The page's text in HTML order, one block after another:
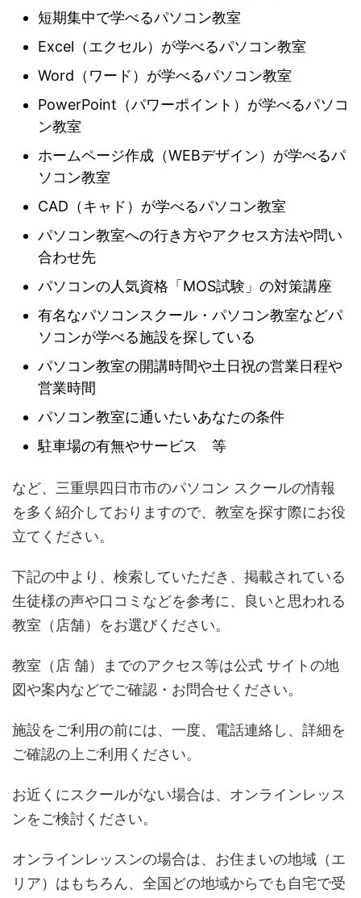
短期集中で学べるパソコン教室
Excel（エクセル）が学べるパソコン教室
Word（ワード）が学べるパソコン教室
PowerPoint（パワーポイント）が学べるパソコ
ン教室
ホームページ作成（WEBデザイン）が学べるパ
ソコン教室
CAD（キャド）が学べるパソコン教室
パソコン教室への行き方やアクセス方法や問い
合わせ先
パソコンの人気資格「MOS試験」の対策講座
有名なパソコンスクール・パソコン教室などパ
ソコンが学べる施設を探している
パソコン教室の開講時間や土日祝の営業日程や
営業時間
パソコン教室に通いたいあなたの条件
駐車場の有無やサービス 等
など、三重県四日市市のパソコン スクールの情報
を多く紹介しておりますので、教室を探す際にお役
立てください。
下記の中より、検索していただき、掲載されている
生徒様の声や口コミなどを参考に、良いと思われる
教室（店舗）をお選びください。
教室（店 舗）までのアクセス等は公式 サイトの地
図や案内などでご確認・お問合せください。
施設をご利用の前には、一度、電話連絡し、詳細を
ご確認の上ご利用ください。
お近くにスクールがない場合は、オンラインレッス
ンをご検討ください。
オンラインレッスンの場合は、お住まいの地域（エ
リア）はもちろん、全国どの地域からでも自宅で受